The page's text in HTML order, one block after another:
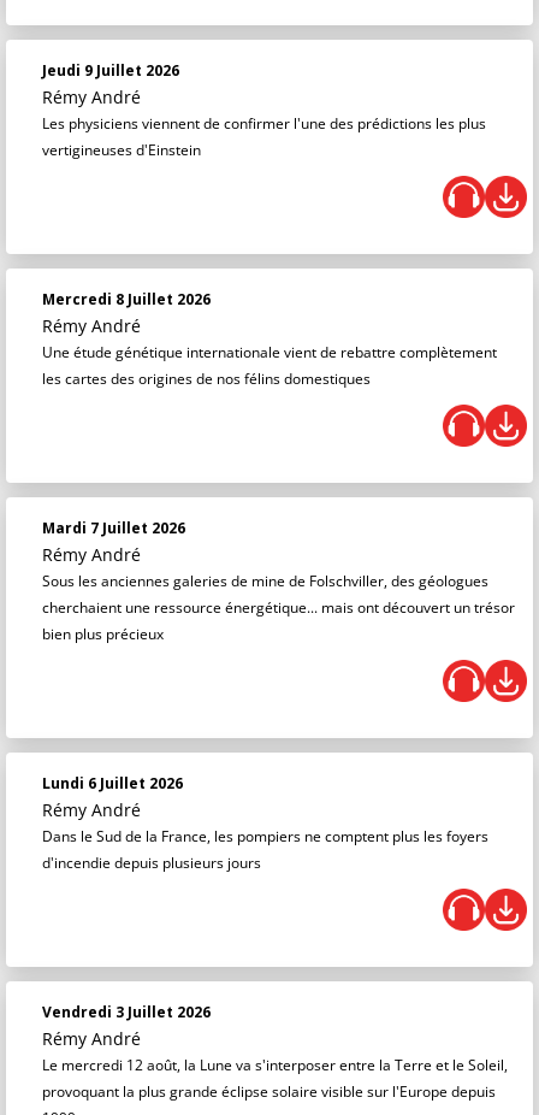
Jeudi 9 Juillet 2026
Rémy André
Les physiciens viennent de confirmer l'une des prédictions les plus
vertigineuses d'Einstein
Mercredi 8 Juillet 2026
Rémy André
Une étude génétique internationale vient de rebattre complètement
les cartes des origines de nos félins domestiques
Mardi 7 Juillet 2026
Rémy André
Sous les anciennes galeries de mine de Folschviller, des géologues
cherchaient une ressource énergétique... mais ont découvert un trésor
bien plus précieux
Lundi 6 Juillet 2026
Rémy André
Dans le Sud de la France, les pompiers ne comptent plus les foyers
d'incendie depuis plusieurs jours
Vendredi 3 Juillet 2026
Rémy André
Le mercredi 12 août, la Lune va s'interposer entre la Terre et le Soleil,
provoquant la plus grande éclipse solaire visible sur l'Europe depuis